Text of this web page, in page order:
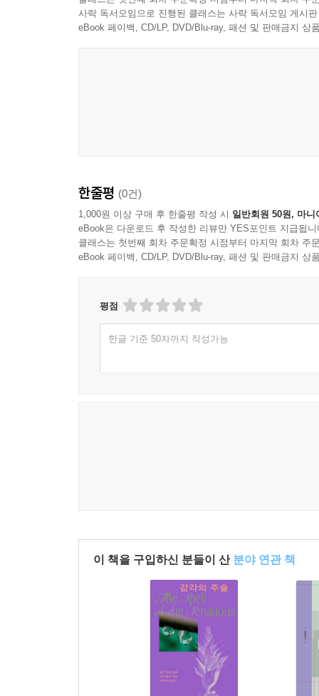
“저는 폭약 전문가입니다”
사락 독서모임으로 진행된 클래스는 사락 독서모임 게시
eBook 페이백, CD/LP, DVD/Blu-ray, 패션 및 판매금지 상
한줄평 (0건)
1,000원 이상 구매 후 한줄평 작성 시 일반회원 50원, 마니
eBook은 다운로드 후 작성한 리뷰만 YES포인트 지급됩니
클래스는 첫번째 회차 주문확정 시점부터 마지막 회차 주
eBook 페이백, CD/LP, DVD/Blu-ray, 패션 및 판매금지 상
평점
한글 기준 50자까지 작성가능
이 책을 구입하신 분들이 산 분야 연관 책